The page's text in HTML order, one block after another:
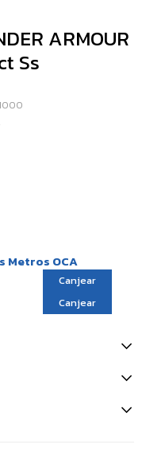
ARMOUR
Ss
Metros OCA
Canjear
Canjear